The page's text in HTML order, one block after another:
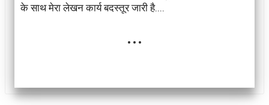
के साथ मेरा लेखन कार्य बदस्तूर जारी है....
...